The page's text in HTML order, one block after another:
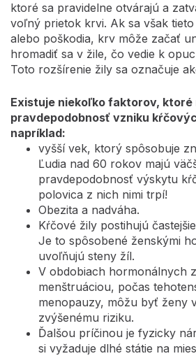
ktoré sa pravidelne otvárajú a
voľný prietok krvi. Ak sa však
alebo poškodia, krv môže začať
hromadiť sa v žile, čo vedie k
Toto rozšírenie žily sa označuje
Existuje niekoľko faktorov, ktoré
pravdepodobnosť vzniku
napríklad:
vyšší vek, ktorý spôsobuje
Ľudia nad 60 rokov majú
pravdepodobnosť výskytu
polovica z nich nimi trpí!
Obezita a nadváha.
Kŕčové žily postihujú
Je to spôsobené ženskými
uvoľňujú steny žíl.
V obdobiach hormonálnych
menštruáciou, počas
menopauzy, môžu byť ženy
zvýšenému riziku.
Ďalšou príčinou je fyzicky
si vyžaduje dlhé státie na